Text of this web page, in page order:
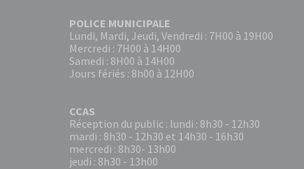
POLICE MUNICIPALE
Lundi, Mardi, Jeudi, Vendredi : 7H00 à 19H00
Mercredi : 7H00 à 14H00
Samedi : 8H00 à 14H00
Jours fériés : 8h00 à 12H00
CCAS
Réception du public : lundi : 8h30 - 12h30
mardi : 8h30 - 12h30 et 14h30 - 16h30
mercredi : 8h30- 13h00
jeudi : 8h30 - 13h00